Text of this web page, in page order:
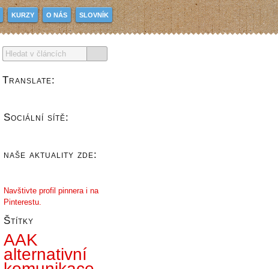
KURZY O NÁS SLOVNÍK
Translate:
Sociální sítě:
naše aktuality zde:
Navštivte profil pinnera i na
Pinterestu.
Štítky
AAK
alternativní